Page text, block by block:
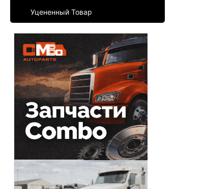
Уцененный Товар